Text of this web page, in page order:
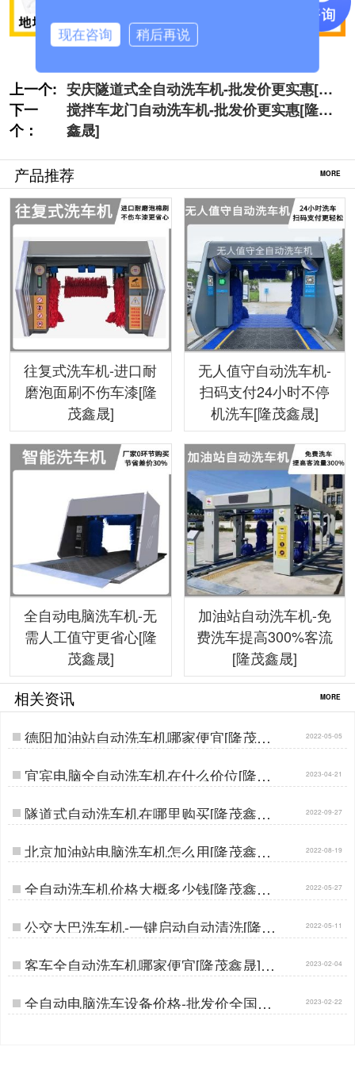
上一个: 安庆隧道式全自动洗车机-批发价更实惠[隆
茂鑫晟]
下一
个：
搅拌车龙门自动洗车机-批发价更实惠[隆茂
鑫晟]
产品推荐 MORE
往复式洗车机-进口耐
磨泡面刷不伤车漆[隆
茂鑫晟]
无人值守自动洗车机-
扫码支付24小时不停
机洗车[隆茂鑫晟]
全自动电脑洗车机-无
需人工值守更省心[隆
茂鑫晟]
加油站自动洗车机-免
费洗车提高300%客流
[隆茂鑫晟]
相关资讯 MORE
德阳加油站自动洗车机哪家便宜[隆茂鑫
晟]…
2022-05-05
宜宾电脑全自动洗车机在什么价位[隆茂
鑫晟]…
2023-04-21
隧道式自动洗车机在哪里购买[隆茂鑫晟]
…
2022-09-27
北京加油站电脑洗车机怎么用[隆茂鑫晟]
…
2022-08-19
全自动洗车机价格大概多少钱[隆茂鑫晟]
…
2022-05-27
公交大巴洗车机-一键启动自动清洗[隆茂
鑫晟]…
2022-05-11
客车全自动洗车机哪家便宜[隆茂鑫晟]… 2023-02-04
全自动电脑洗车设备价格-批发价全国销
售[隆茂鑫晟]…
2023-02-22
现在咨询 稍后再说